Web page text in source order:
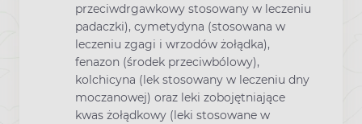
przeciwdrgawkowy stosowany w leczeniu
padaczki), cymetydyna (stosowana w
leczeniu zgagi i wrzodów żołądka),
fenazon (środek przeciwbólowy),
kolchicyna (lek stosowany w leczeniu dny
moczanowej) oraz leki zobojętniające
kwas żołądkowy (leki stosowane w